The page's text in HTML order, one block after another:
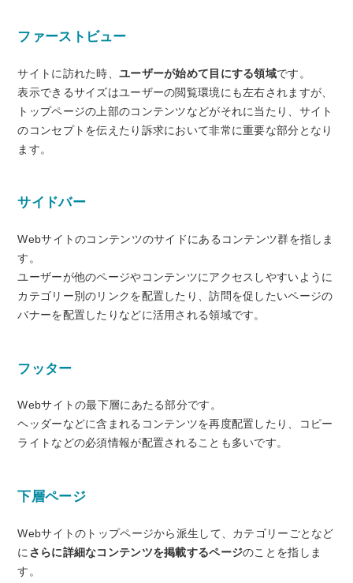
ファーストビュー
サイトに訪れた時、 ユーザーが始めて目にする領域です。
表示できるサイズはユーザーの閲覧環境にも左右されますが、
トップページの上部のコンテンツなどがそれに当たり、サイト
のコンセプトを伝えたり訴求において非常に重要な部分となり
ます。
サイドバー
Webサイトのコンテンツのサイドにあるコンテンツ群を指しま
す。
ユーザーが他のページやコンテンツにアクセスしやすいように
カテゴリー別のリンクを配置したり、訪問を促したいページの
バナーを配置したりなどに活用される領域です。
フッター
Webサイトの最下層にあたる部分です。
ヘッダーなどに含まれるコンテンツを再度配置したり、コピー
ライトなどの必須情報が配置されることも多いです。
下層ページ
Webサイトのトップページから派生して、カテゴリーごとなど
に さらに詳細なコンテンツを掲載するページのことを指しま
す。